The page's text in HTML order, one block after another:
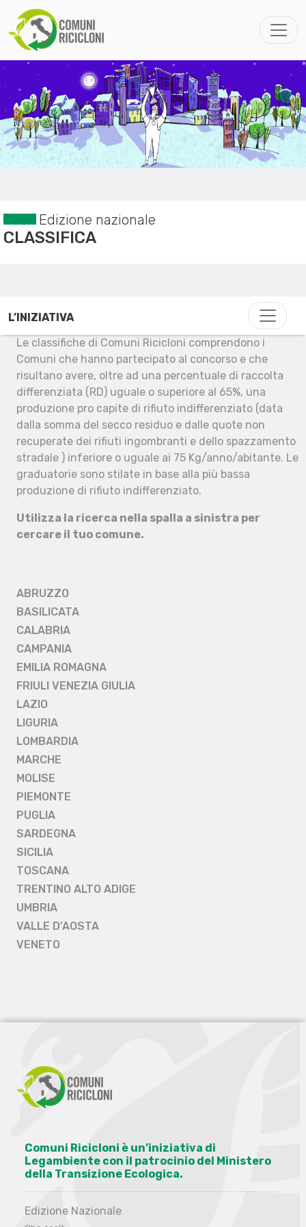
Edizione nazionale
CLASSIFICA
L’INIZIATIVA
Le classifiche di Comuni Ricicloni comprendono i
Comuni che hanno partecipato al concorso e che
risultano avere, oltre ad una percentuale di raccolta
differenziata (RD) uguale o superiore al 65%, una
produzione pro capite di rifiuto indifferenziato (data
dalla somma del secco residuo e dalle quote non
recuperate dei rifiuti ingombranti e dello spazzamento
stradale ) inferiore o uguale ai 75 Kg/anno/abitante. Le
graduatorie sono stilate in base alla più bassa
produzione di rifiuto indifferenziato.
Utilizza la ricerca nella spalla a sinistra per
cercare il tuo comune.
ABRUZZO
BASILICATA
CALABRIA
CAMPANIA
EMILIA ROMAGNA
FRIULI VENEZIA GIULIA
LAZIO
LIGURIA
LOMBARDIA
MARCHE
MOLISE
PIEMONTE
PUGLIA
SARDEGNA
SICILIA
TOSCANA
TRENTINO ALTO ADIGE
UMBRIA
VALLE D'AOSTA
VENETO
Comuni Ricicloni è un’iniziativa di
Legambiente con il patrocinio del Ministero
della Transizione Ecologica.
Edizione Nazionale